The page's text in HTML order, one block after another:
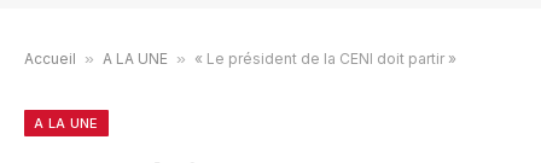
Accueil » A LA UNE » « Le président de la CENI doit partir »
A LA UNE